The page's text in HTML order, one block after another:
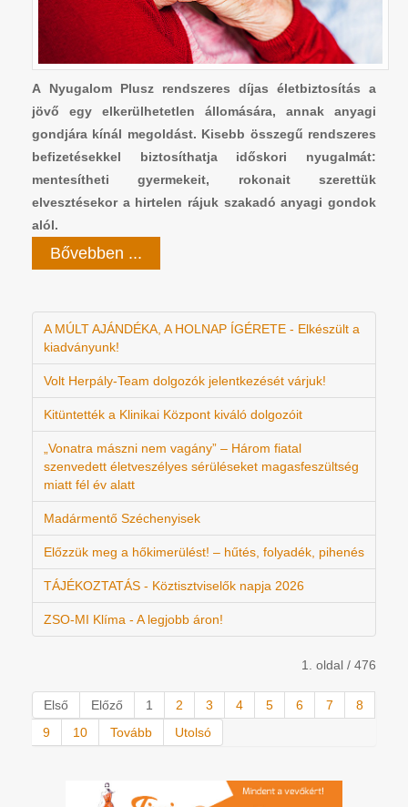
A Nyugalom Plusz rendszeres díjas életbiztosítás a
jövő egy elkerülhetetlen állomására, annak anyagi
gondjára kínál megoldást. Kisebb összegű rendszeres
befizetésekkel biztosíthatja időskori nyugalmát:
mentesítheti gyermekeit, rokonait szerettük
elvesztésekor a hirtelen rájuk szakadó anyagi gondok
alól.
Bővebben ...
A MÚLT AJÁNDÉKA, A HOLNAP ÍGÉRETE - Elkészült a
kiadványunk!
Volt Herpály-Team dolgozók jelentkezését várjuk!
Kitüntették a Klinikai Központ kiváló dolgozóit
„Vonatra mászni nem vagány” – Három fiatal
szenvedett életveszélyes sérüléseket magasfeszültség
miatt fél év alatt
Madármentő Széchenyisek
Előzzük meg a hőkimerülést! – hűtés, folyadék, pihenés
TÁJÉKOZTATÁS - Köztisztviselők napja 2026
ZSO-MI Klíma - A legjobb áron!
1. oldal / 476
Első Előző 1 2 3 4 5 6 7
8
9
10 Tovább Utolsó